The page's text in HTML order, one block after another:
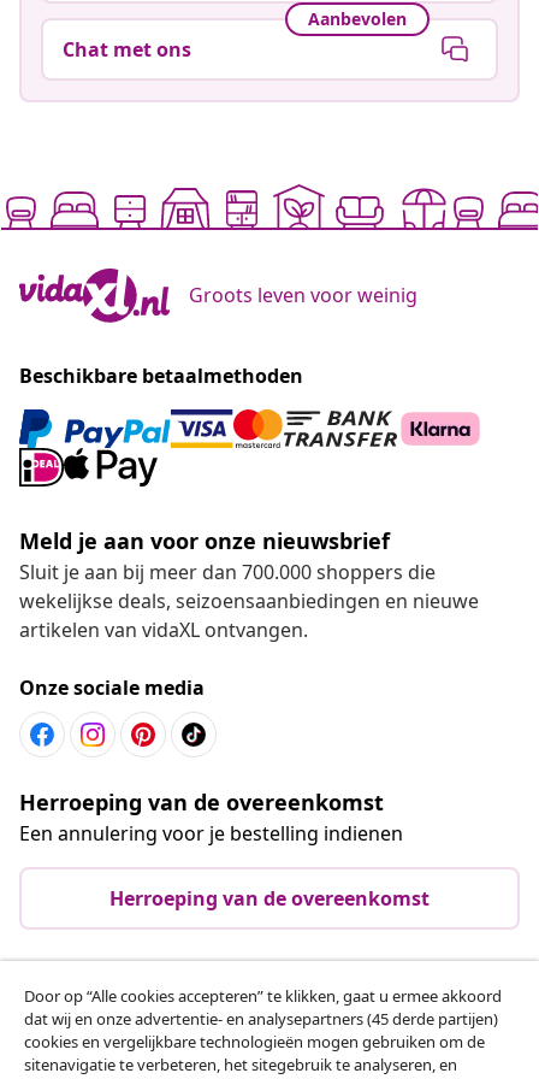
Aanbevolen
Chat met ons
Groots leven voor weinig
Beschikbare betaalmethoden
Meld je aan voor onze nieuwsbrief
Sluit je aan bij meer dan 700.000 shoppers die
wekelijkse deals, seizoensaanbiedingen en nieuwe
artikelen van vidaXL ontvangen.
Onze sociale media
Herroeping van de overeenkomst
Een annulering voor je bestelling indienen
Herroeping van de overeenkomst
Klantenservice
Zakelijk
Door op “Alle cookies accepteren” te klikken, gaat u ermee akkoord
dat wij en onze advertentie- en analysepartners (45 derde partijen)
cookies en vergelijkbare technologieën mogen gebruiken om de
sitenavigatie te verbeteren, het sitegebruik te analyseren, en